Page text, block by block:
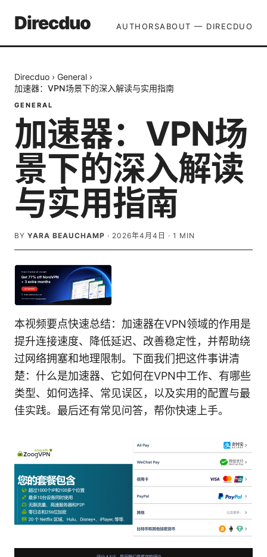
Direcduo AUTHORSABOUT — DIRECDUO
Direcduo › General ›
加速器：VPN场景下的深入解读与实用指南
GENERAL
加速器：VPN场
景下的深入解读
与实用指南
BY YARA BEAUCHAMP · 2026年4月4日 · 1 MIN
本视频要点快速总结：加速器在VPN领域的作用是
提升连接速度、降低延迟、改善稳定性，并帮助绕
过网络拥塞和地理限制。下面我们把这件事讲清
楚：什么是加速器、它如何在VPN中工作、有哪些
类型、如何选择、常见误区，以及实用的配置与最
佳实践。最后还有常见问答，帮你快速上手。